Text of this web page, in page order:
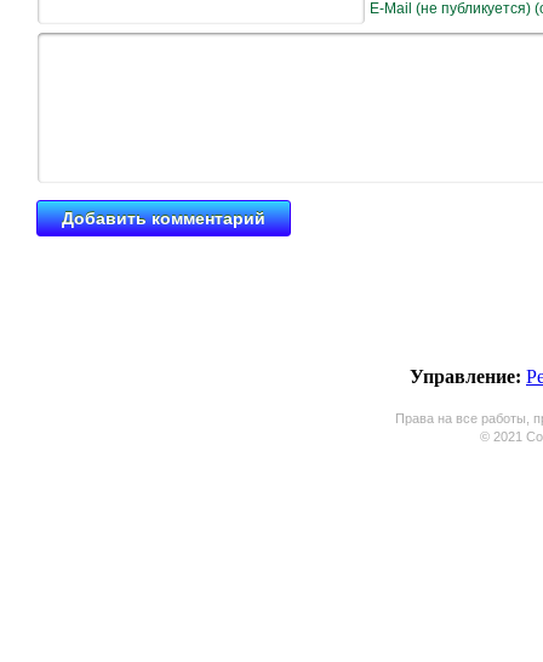
E-Mail (не публикуется)
Управление:
Права на все работы,
© 2021